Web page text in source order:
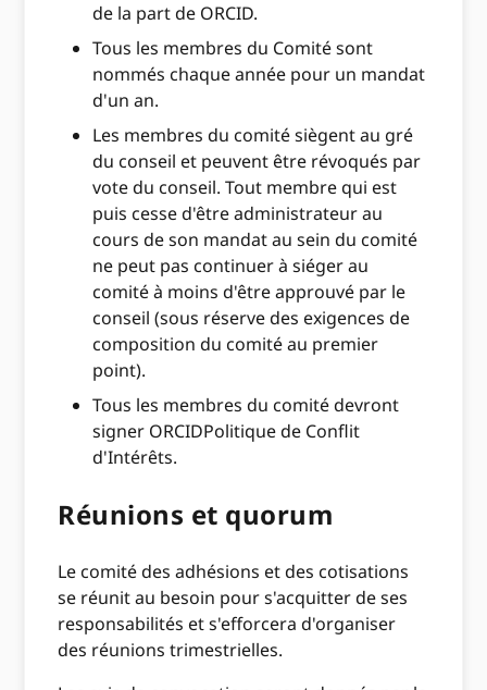
de la part de ORCID.
Tous les membres du Comité sont
nommés chaque année pour un mandat
d'un an.
Les membres du comité siègent au gré
du conseil et peuvent être révoqués par
vote du conseil. Tout membre qui est
puis cesse d'être administrateur au
cours de son mandat au sein du comité
ne peut pas continuer à siéger au
comité à moins d'être approuvé par le
conseil (sous réserve des exigences de
composition du comité au premier
point).
Tous les membres du comité devront
signer ORCIDPolitique de Conflit
d'Intérêts.
Réunions et quorum
Le comité des adhésions et des cotisations
se réunit au besoin pour s'acquitter de ses
responsabilités et s'efforcera d'organiser
des réunions trimestrielles.